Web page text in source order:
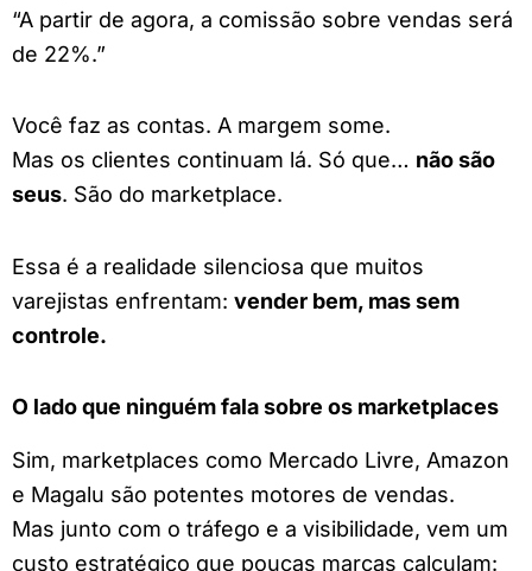
“A partir de agora, a comissão sobre vendas será
de 22%.”
Você faz as contas. A margem some.
Mas os clientes continuam lá. Só que… não são
seus. São do marketplace.
Essa é a realidade silenciosa que muitos
varejistas enfrentam: vender bem, mas sem
controle.
O lado que ninguém fala sobre os marketplaces
Sim, marketplaces como Mercado Livre, Amazon
e Magalu são potentes motores de vendas.
Mas junto com o tráfego e a visibilidade, vem um
custo estratégico que poucas marcas calculam: